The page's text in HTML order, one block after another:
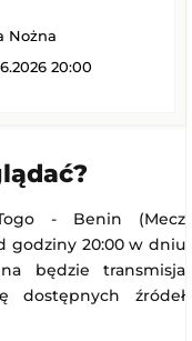
Nożna
20:00
- Benin (Mecz
godziny 20:00 w dniu
będzie transmisja
źródeł